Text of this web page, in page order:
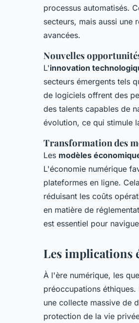
processus automatisés.
secteurs, mais aussi une
avancées.
Nouvelles
L'innovation
secteurs émergents tels
de logiciels offrent des
des talents capables de
évolution, ce qui stimule
Transformation des
Les modèles
L'économie numérique
plateformes en ligne.
réduisant les coûts
en matière de
est essentiel pour
Les implications
À l'ère numérique, les
préoccupations
une collecte massive de
protection de la vie